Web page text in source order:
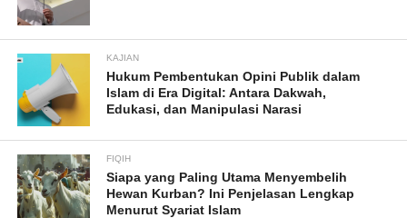
KAJIAN
Hukum Pembentukan Opini Publik dalam
Islam di Era Digital: Antara Dakwah,
Edukasi, dan Manipulasi Narasi
FIQIH
Siapa yang Paling Utama Menyembelih
Hewan Kurban? Ini Penjelasan Lengkap
Menurut Syariat Islam